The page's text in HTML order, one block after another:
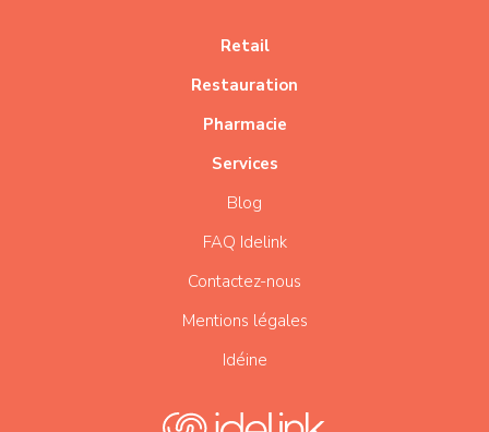
Retail
Restauration
Pharmacie
Services
Blog
FAQ Idelink
Contactez-nous
Mentions légales
Idéine